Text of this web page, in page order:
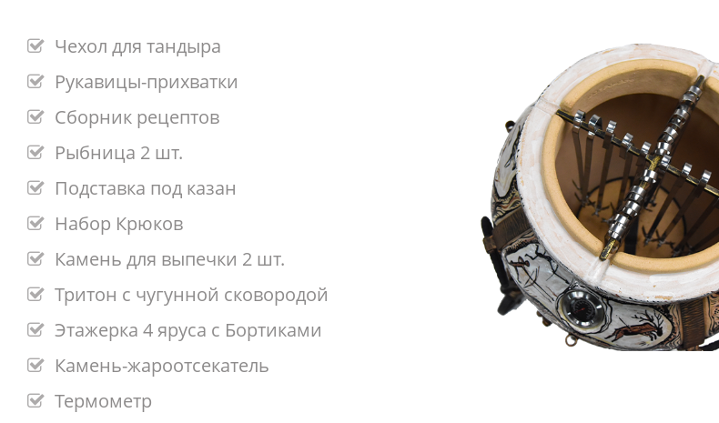
Чехол для тандыра
Рукавицы-прихватки
Сборник рецептов
Рыбница 2 шт.
Подставка под казан
Набор Крюков
Камень для выпечки 2 шт.
Тритон с чугунной сковородой
Этажерка 4 яруса с Бортиками
Камень-жароотсекатель
Термометр